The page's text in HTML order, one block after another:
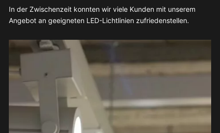
In der Zwischenzeit konnten wir viele Kunden mit unserem
Angebot an geeigneten LED-Lichtlinienzufriedenstellen.